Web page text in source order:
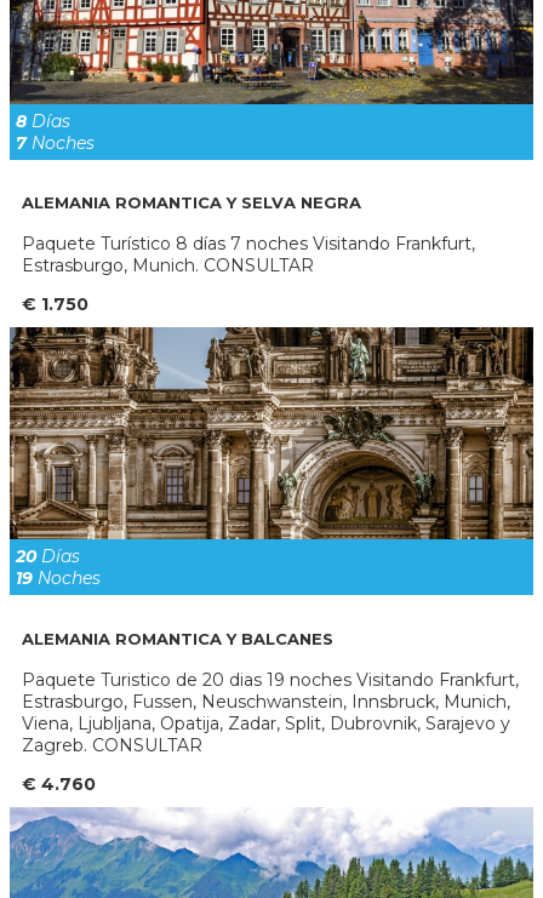
8 Días
7Noches
ALEMANIA ROMANTICA Y SELVA NEGRA
Paquete Turístico 8 días 7 noches Visitando Frankfurt,
Estrasburgo, Munich. CONSULTAR
€ 1.750
20Días
19 Noches
ALEMANIA ROMANTICA Y BALCANES
Paquete Turistico de 20 dias 19 noches Visitando Frankfurt,
Estrasburgo, Fussen, Neuschwanstein, Innsbruck, Munich,
Viena, Ljubljana, Opatija, Zadar, Split, Dubrovnik, Sarajevo y
Zagreb. CONSULTAR
€ 4.760